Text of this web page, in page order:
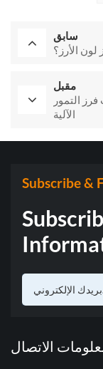
سابق
الأرز؟
مقبل
التمور
الآلية
Subscribe &
الاتصال